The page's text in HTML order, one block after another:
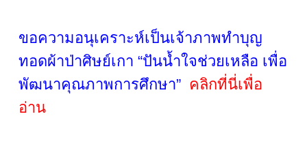
ขอความอนุเคราะห์เป็นเจ้าภาพทำบุญ
ทอดผ้าป่าศิษย์เกา “ปันน้ำใจช่วยเหลือ เพื่อ
พัฒนาคุณภาพการศึกษา” คลิกที่นี่เพื่อ
อ่าน